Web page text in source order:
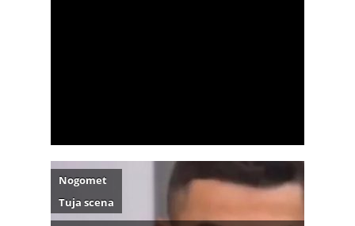
Nogomet
Tuja scena